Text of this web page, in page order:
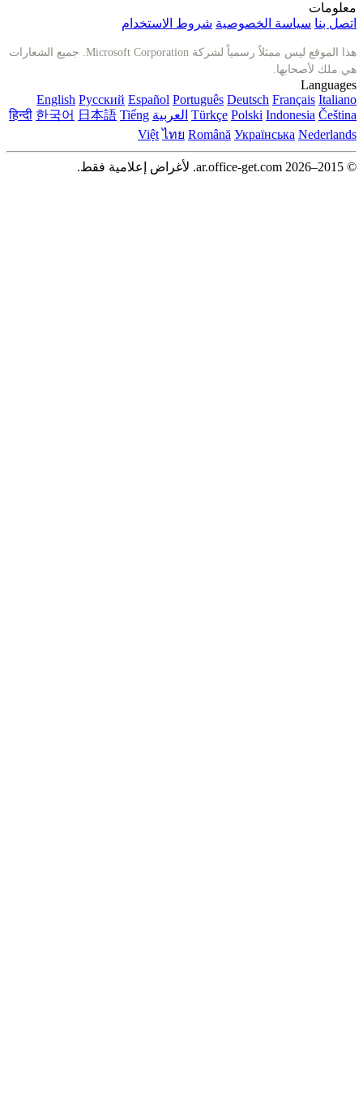
شروط الاستخدام
هذا الموقع ليس ممثلاً رسمياً لشركة Microsoft Corporation. جميع الشعارات
English Русский Español Português Deutsch
Türkçe Polski العربية हिन्दी 한국어 日本語 Tiếng
Việt ไทย Română